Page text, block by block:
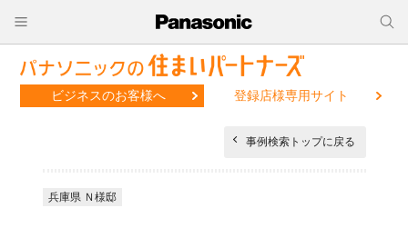
ビジネスのお客様へ 登録店様専用サイト
事例検索トップに戻る
兵庫県 Ｎ様邸